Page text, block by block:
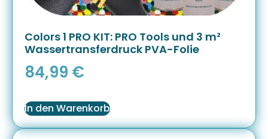
Colors 1 PRO KIT: PRO Tools und 3 m²
Wassertransferdruck PVA-Folie
84,99 €
In den Warenkorb